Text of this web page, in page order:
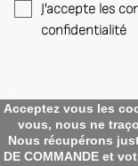
Acceptez vous les
vous, nous ne
Nous récupérons
DE COMMANDE et
J'accepte les
confidentialité